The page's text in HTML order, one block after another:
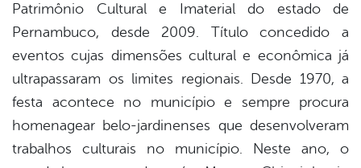
Patrimônio Cultural e Imaterial do estado de
Pernambuco, desde 2009. Título concedido a
eventos cujas dimensões cultural e econômica já
ultrapassaram os limites regionais. Desde 1970, a
festa acontece no município e sempre procura
homenagear belo-jardinenses que desenvolveram
trabalhos culturais no município. Neste ano, o